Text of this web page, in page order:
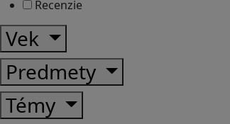
Recenzie
Vek
Predmety
Témy